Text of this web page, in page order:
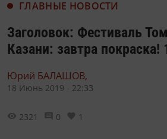
ГЛАВНЫЕ НОВОСТИ
Заголовок: Фестиваль
Казани: завтра
Юрий БАЛАШОВ,
18 Июнь 2019 - 22:33
2321 0 1